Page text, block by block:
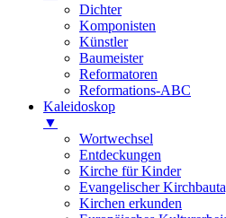
Dichter
Komponisten
Künstler
Baumeister
Reformatoren
Reformations-ABC
Kaleidoskop
▼
Wortwechsel
Entdeckungen
Kirche für Kinder
Evangelischer
Kirchen erkunden